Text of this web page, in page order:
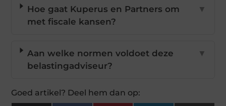
Hoe gaat Kuperus en Partners om
met fiscale kansen?
▼
Aan welke normen voldoet deze
belastingadviseur?
▼
Goed artikel? Deel hem dan op: